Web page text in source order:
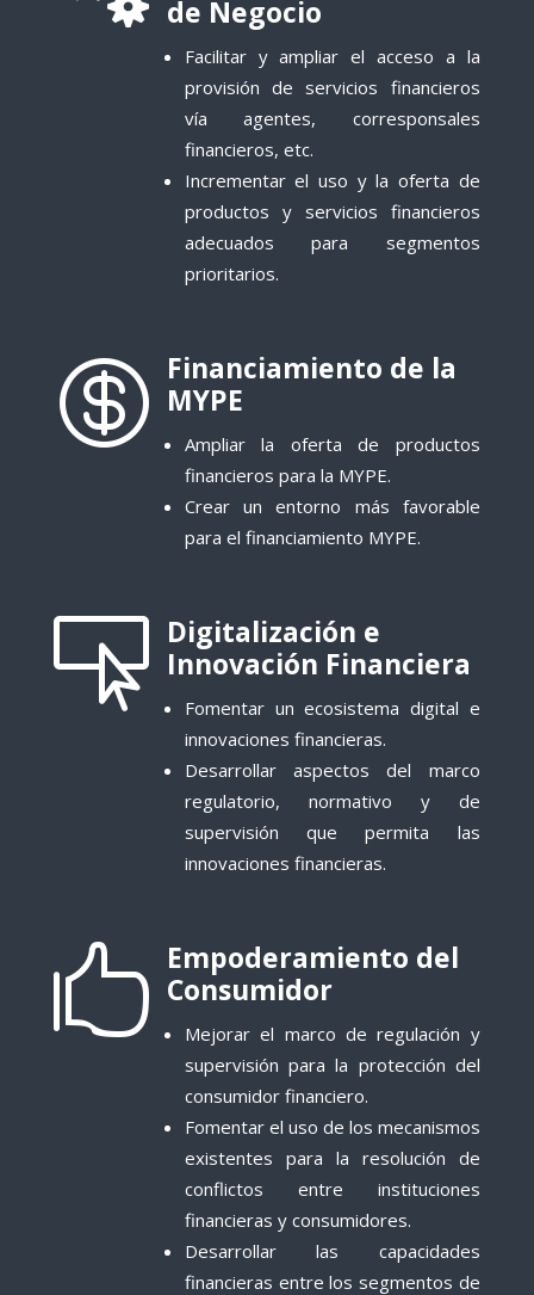
de Negocio
Facilitar y ampliar el acceso a la
provisión de servicios financieros
vía agentes, corresponsales
financieros, etc.
Incrementar el uso y la oferta de
productos y servicios financieros
adecuados para segmentos
prioritarios.
 Financiamiento de la
MYPE
Ampliar la oferta de productos
financieros para la MYPE.
Crear un entorno más favorable
para el financiamiento MYPE.
 Digitalización e
Innovación Financiera
Fomentar un ecosistema digital e
innovaciones financieras.
Desarrollar aspectos del marco
regulatorio, normativo y de
supervisión que permita las
innovaciones financieras.
 Empoderamiento del
Consumidor
Mejorar el marco de regulación y
supervisión para la protección del
consumidor financiero.
Fomentar el uso de los mecanismos
existentes para la resolución de
conflictos entre instituciones
financieras y consumidores.
Desarrollar las capacidades
financieras entre los segmentos de